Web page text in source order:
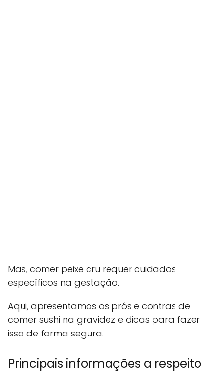
Mas, comer peixe cru requer cuidados
específicos na gestação.
Aqui, apresentamos os prós e contras de
comer sushi na gravidez e dicas para fazer
isso de forma segura.
Principais informações a respeito